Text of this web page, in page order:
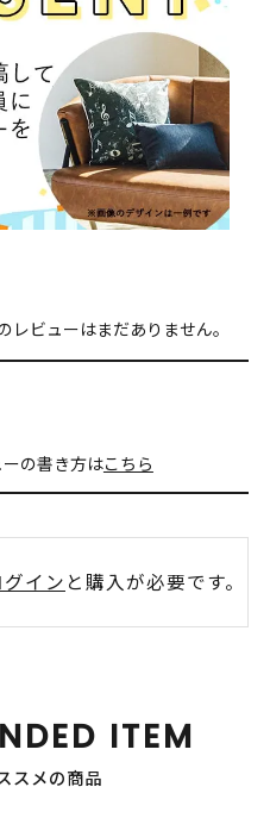
レビューはまだありません。
ーの書き方はこちら
グイン と購入が必要です。
ITEM
スメの商品